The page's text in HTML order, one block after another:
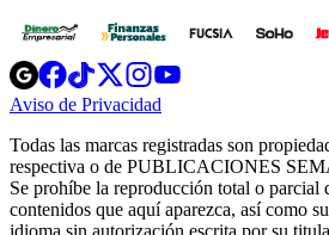
Opens
in
new
Opens
in
new
Opens
in
new
window
Opens
new
windowwindow
Aviso de Privacidad
new
window
Todas las marcas registradas son
respectiva o de PUBLICACIONES
Se prohíbe la reproducción total o parcial
contenidos que aquí aparezca, así como